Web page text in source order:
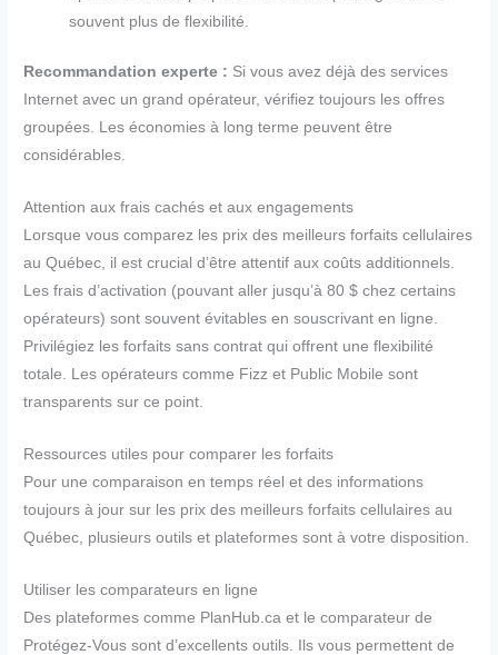
souvent plus de flexibilité.
Recommandation experte : Si vous avez déjà des services
Internet avec un grand opérateur, vérifiez toujours les offres
groupées. Les économies à long terme peuvent être
considérables.
Attention aux frais cachés et aux engagements
Lorsque vous comparez les prix des meilleurs forfaits cellulaires
au Québec, il est crucial d’être attentif aux coûts additionnels.
Les frais d’activation (pouvant aller jusqu’à 80 $ chez certains
opérateurs) sont souvent évitables en souscrivant en ligne.
Privilégiez les forfaits sans contrat qui offrent une flexibilité
totale. Les opérateurs comme Fizz et Public Mobile sont
transparents sur ce point.
Ressources utiles pour comparer les forfaits
Pour une comparaison en temps réel et des informations
toujours à jour sur les prix des meilleurs forfaits cellulaires au
Québec, plusieurs outils et plateformes sont à votre disposition.
Utiliser les comparateurs en ligne
Des plateformes comme PlanHub.ca et le comparateur de
Protégez-Vous sont d’excellents outils. Ils vous permettent de